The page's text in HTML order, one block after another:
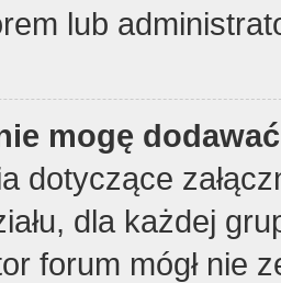
lub
mogę
dotyczące
dla każdej
forum mógł nie